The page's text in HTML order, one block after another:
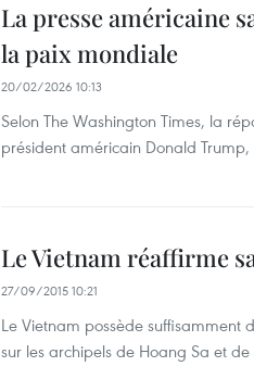
La presse américaine
la paix mondiale
20/02/2026 10:13
Selon The Washington Times, la
président américain Donald
Le Vietnam réaffirme
27/09/2015 10:21
Le Vietnam possède suffisamment
sur les archipels de Hoang Sa et de